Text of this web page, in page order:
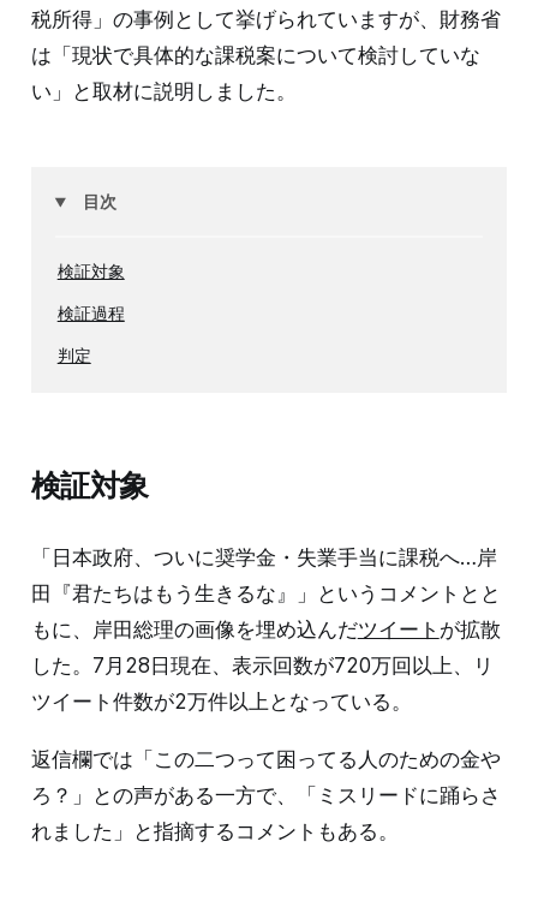
税所得」の事例として挙げられていますが、財務省
は「現状で具体的な課税案について検討していな
い」と取材に説明しました。
目次
検証対象
検証過程
判定
検証対象
「日本政府、ついに奨学金・失業手当に課税へ…岸
田『君たちはもう生きるな』」というコメントとと
もに、岸田総理の画像を埋め込んだツイート が拡散
した。7月28日現在、表示回数が720万回以上、リ
ツイート件数が2万件以上となっている。
返信欄では「この二つって困ってる人のための金や
ろ？」との声がある一方で、「ミスリードに踊らさ
れました」と指摘するコメントもある。